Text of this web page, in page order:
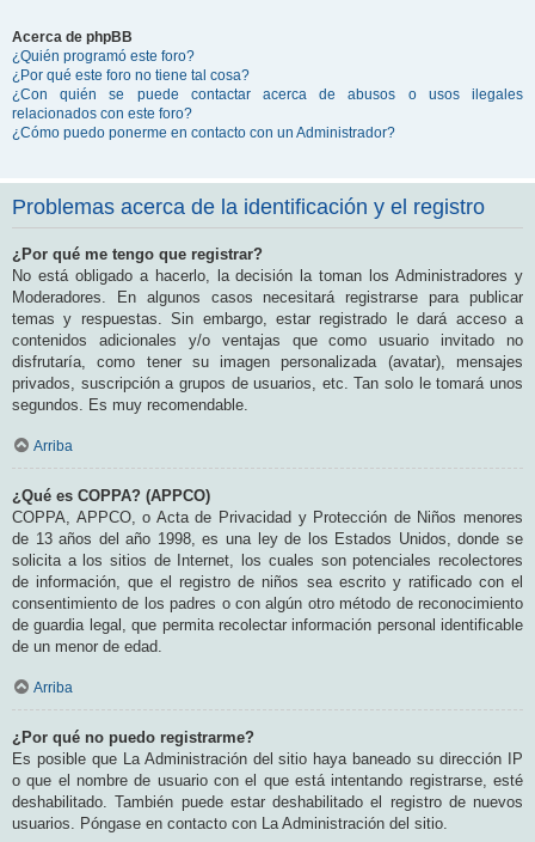
Acerca de phpBB
¿Quién programó este foro?
¿Por qué este foro no tiene tal cosa?
¿Con quién se puede contactar acerca de abusos o usos ilegales
relacionados con este foro?
¿Cómo puedo ponerme en contacto con un Administrador?
Problemas acerca de la identificación y el registro
¿Por qué me tengo que registrar?
No está obligado a hacerlo, la decisión la toman los Administradores y
Moderadores. En algunos casos necesitará registrarse para publicar
temas y respuestas. Sin embargo, estar registrado le dará acceso a
contenidos adicionales y/o ventajas que como usuario invitado no
disfrutaría, como tener su imagen personalizada (avatar), mensajes
privados, suscripción a grupos de usuarios, etc. Tan solo le tomará unos
segundos. Es muy recomendable.
Arriba
¿Qué es COPPA? (APPCO)
COPPA, APPCO, o Acta de Privacidad y Protección de Niños menores
de 13 años del año 1998, es una ley de los Estados Unidos, donde se
solicita a los sitios de Internet, los cuales son potenciales recolectores
de información, que el registro de niños sea escrito y ratificado con el
consentimiento de los padres o con algún otro método de reconocimiento
de guardia legal, que permita recolectar información personal identificable
de un menor de edad.
Arriba
¿Por qué no puedo registrarme?
Es posible que La Administración del sitio haya baneado su dirección IP
o que el nombre de usuario con el que está intentando registrarse, esté
deshabilitado. También puede estar deshabilitado el registro de nuevos
usuarios. Póngase en contacto con La Administración del sitio.